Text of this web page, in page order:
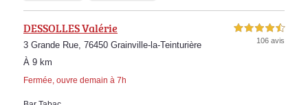
DESSOLLES Valérie
3 Grande Rue, 76450 Grainville-la-Teinturière
À 9 km
Fermée, ouvre demain à 7h
4,5 étoiles sur 5
106 avis